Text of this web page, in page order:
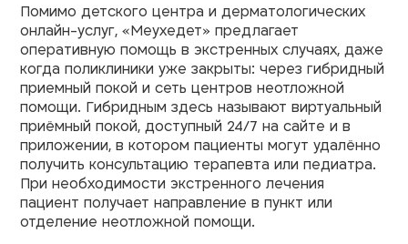
Помимо детского центра и дерматологических
онлайн-услуг, «Меухедет» предлагает
оперативную помощь в экстренных случаях, даже
когда поликлиники уже закрыты: через гибридный
приемный покой и сеть центров неотложной
помощи. Гибридным здесь называют виртуальный
приёмный покой, доступный 24/7 на сайте и в
приложении, в котором пациенты могут удалённо
получить консультацию терапевта или педиатра.
При необходимости экстренного лечения
пациент получает направление в пункт или
отделение неотложной помощи.